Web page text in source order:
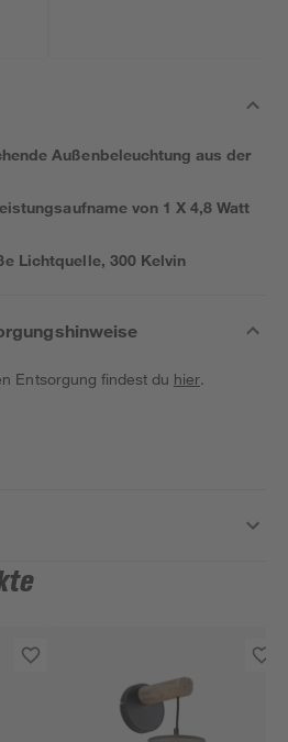
Außenbeleuchtung aus der
von 1 X 4,8 Watt
Lichtquelle, 300 Kelvin
Entsorgung findest du hier.